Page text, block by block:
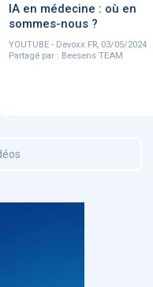
IA en médecine : où en
sommes-nous ?
YOUTUBE - Devoxx FR, 03/05/2024
Partagé par : Beesens TEAM